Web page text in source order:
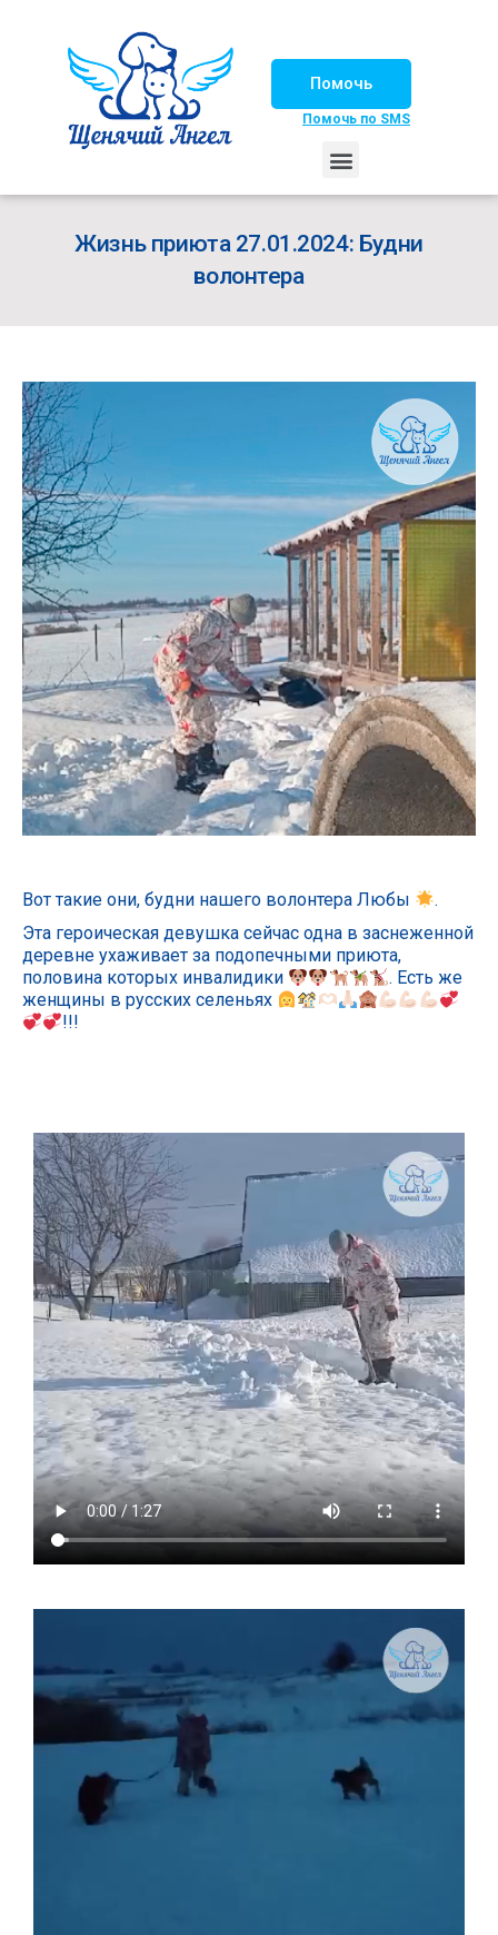
Помочь
Помочь по SMS
Жизнь приюта 27.01.2024: Будни
волонтера
Вот такие они, будни нашего волонтера Любы
.
Эта героическая девушка сейчас одна в заснеженной
деревне ухаживает за подопечными приюта,
половина которых инвалидики
. Есть же
женщины в русских селеньях
!!!